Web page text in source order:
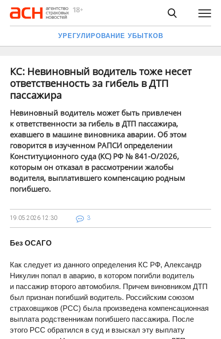
УРЕГУЛИРОВАНИЕ УБЫТКОВ
КС: Невиновный водитель тоже несет
ответственность за гибель в ДТП
пассажира
Невиновный водитель может быть привлечен
к ответственности за гибель в ДТП пассажира,
ехавшего в машине виновника аварии. Об этом
говорится в изученном РАПСИ определении
Конституционного суда (КС) РФ № 841-О/2026,
которым он отказал в рассмотрении жалобы
водителя, выплатившего компенсацию родным
погибшего.
19.05.2026 12:30 3
Без ОСАГО
Как следует из данного определения КС РФ, Александр
Никулин попал в аварию, в котором погибли водитель
и пассажир второго автомобиля. Причем виновником ДТП
был признан погибший водитель. Российским союзом
страховщиков (РСС) была произведена компенсационная
выплата родственникам погибшего пассажира. После
этого РСС обратился в суд и взыскал эту выплату